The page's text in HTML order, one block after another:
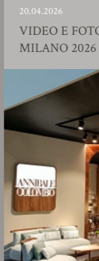
E FOTO
2026